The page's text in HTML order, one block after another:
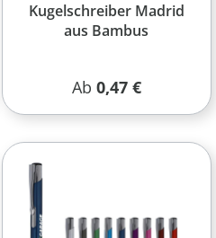
Kugelschreiber Madrid
aus Bambus
Regulärer Preis:
Ab 0,47 €